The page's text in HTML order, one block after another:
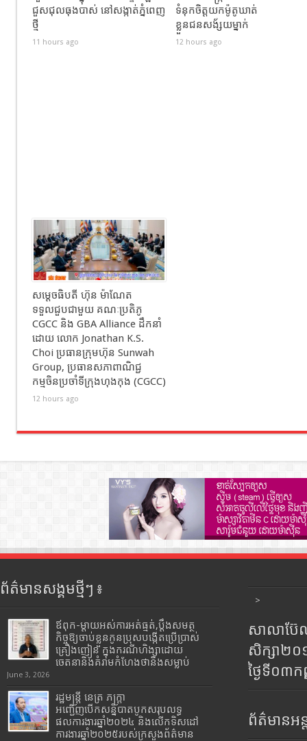
ជួសជុលធុងបាស់ នៅសង្កាត់ភ្នំពេញ
ថ្មី
11 hours ago
ទំនុកចិត្តយកម៉ូតូឃាត់
ខ្លួនជនសង័្សយម្នាក់
12 hours ago
សម្ដេចធិបតី ហ៊ុន ម៉ាណែត
ទទួលជួបជាមួយ គណៈប្រតិភូ
CGCC និង GBA Alliance ដឹកនាំ
ដោយ លោក Jonathan K.S.
Choi ប្រធានក្រុមហ៊ុន Sunwah
Group, ប្រធានសភាពាណិជ្ជ
កម្មចិនប្រចាំទីក្រុងហុងកុង (CGCC)
12 hours ago
ព័ត៌មានសង្គមថ្មីៗ ៖
ឪពុក-ម្ដាយអស់ការអត់ធ្មត់,ប្ដឹងសមត្ថ
កិច្ចឱ្យចាប់ខ្លួនកូនប្រុសបង្កើតប្រើប្រាស់
គ្រឿងញៀន ក្នុងករណីហិង្សាដោយ
ចេតនានិងគំរាមកំហែងថានឹងសម្លាប់
June 3, 2026
រដ្ឋមន្រ្តី​ នេត្រ​ ភក្ត្រា​
អញ្ជើញបើកសន្និបាតបូកសរុបលទ្ធ
ផលការងារឆ្នាំ២០២៤ និងលើកទិសដៅ
ការងារឆ្នាំ២០២៥របស់​ក្រសួង​ព័ត៌មាន​
>
សាលាប៊ែ
សិក្សា២
ថ្ងៃទី០៣
ព័ត៌មានអន្